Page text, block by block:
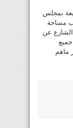
بمجلس
مساحة
عن
ماهم